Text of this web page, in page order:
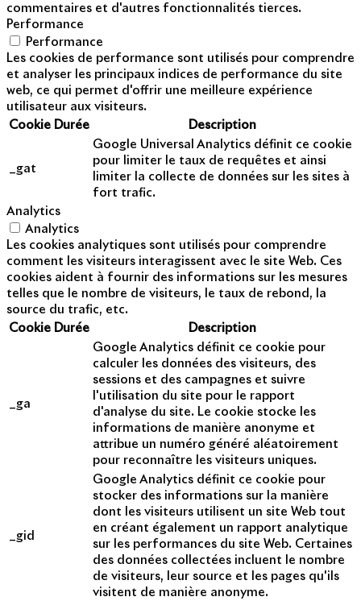
commentaires et d'autres fonctionnalités tierces.
Performance
Performance
Les cookies de performance sont utilisés pour comprendre
et analyser les principaux indices de performance du site
web, ce qui permet d'offrir une meilleure expérience
utilisateur aux visiteurs.
Cookie Durée Description
_gat
Google Universal Analytics définit ce cookie
pour limiter le taux de requêtes et ainsi
limiter la collecte de données sur les sites à
fort trafic.
Analytics
Analytics
Les cookies analytiques sont utilisés pour comprendre
comment les visiteurs interagissent avec le site Web. Ces
cookies aident à fournir des informations sur les mesures
telles que le nombre de visiteurs, le taux de rebond, la
source du trafic, etc.
Cookie Durée Description
_ga
Google Analytics définit ce cookie pour
calculer les données des visiteurs, des
sessions et des campagnes et suivre
l'utilisation du site pour le rapport
d'analyse du site. Le cookie stocke les
informations de manière anonyme et
attribue un numéro généré aléatoirement
pour reconnaître les visiteurs uniques.
_gid
Google Analytics définit ce cookie pour
stocker des informations sur la manière
dont les visiteurs utilisent un site Web tout
en créant également un rapport analytique
sur les performances du site Web. Certaines
des données collectées incluent le nombre
de visiteurs, leur source et les pages qu'ils
visitent de manière anonyme.